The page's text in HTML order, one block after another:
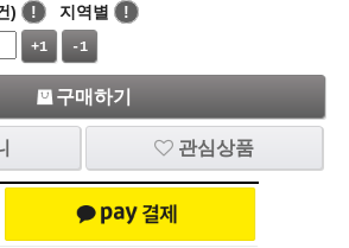
) ! 지역별
!
+1 -1
구매하기
관심상품